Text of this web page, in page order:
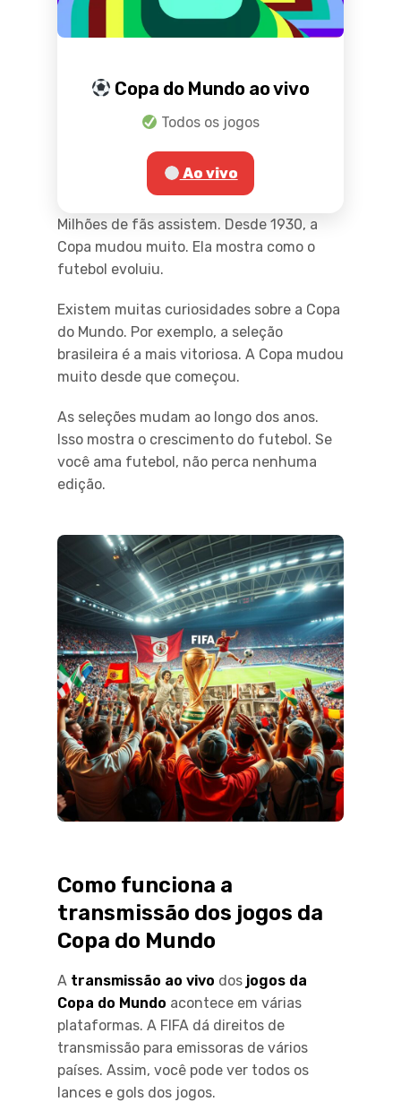
Copa do Mundo ao vivo
Todos os jogos
Ao vivo
Milhões de fãs assistem. Desde 1930, a
Copa mudou muito. Ela mostra como o
futebol evoluiu.
Existem muitas curiosidades sobre a Copa
do Mundo. Por exemplo, a seleção
brasileira é a mais vitoriosa. A Copa mudou
muito desde que começou.
As seleções mudam ao longo dos anos.
Isso mostra o crescimento do futebol. Se
você ama futebol, não perca nenhuma
edição.
Como funciona a
transmissão dos jogos da
Copa do Mundo
A transmissão ao vivo dos jogos da
Copa do Mundo acontece em várias
plataformas. A FIFA dá direitos de
transmissão para emissoras de vários
países. Assim, você pode ver todos os
lances e gols dos jogos.